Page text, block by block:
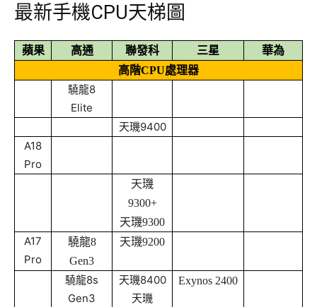
最新手機CPU天梯圖
蘋果 高通 聯發科 三星
華為
高階CPU處理器
驍龍8
Elite
天璣9400
A18
Pro
天璣
9300+
天璣9300
A17
Pro
驍龍8
Gen3
天璣9200
驍龍8s
Gen3
天璣8400
天璣
Exynos 2400